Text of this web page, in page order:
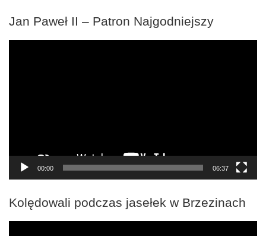
Jan Paweł II – Patron Najgodniejszy
00:00 06:37
Kolędowali podczas jasełek w Brzezinach